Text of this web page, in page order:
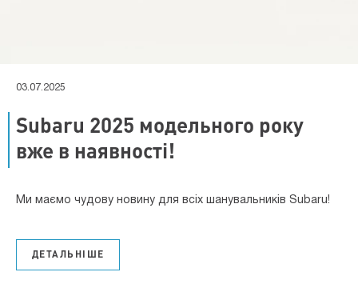
03.07.2025
Subaru 2025 модельного року
вже в наявності!
Ми маємо чудову новину для всіх шанувальників Subaru!
ДЕТАЛЬНІШЕ